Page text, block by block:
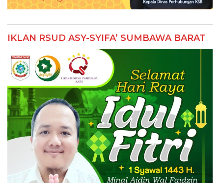
IKLAN RSUD ASY-SYIFA’ SUMBAWA BARAT